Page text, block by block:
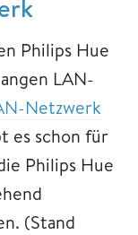
Philips Hue
LAN-
Netzwerk
es schon für
Philips Hue
(Stand